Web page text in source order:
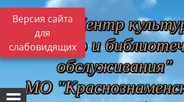
Версия сайта
для
слабовидящих
МБУ "Центр
музейного и
обслуживания"
МО